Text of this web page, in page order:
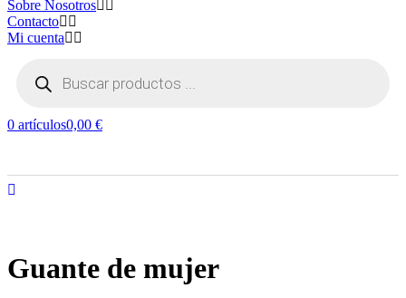
Sobre Nosotros
Contacto
Mi cuenta
productos
0 artículos0,00 €
Guante de mujer